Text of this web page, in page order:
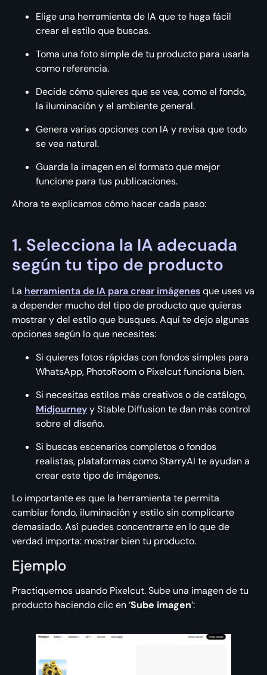
Elige una herramienta de IA que te haga fácil
crear el estilo que buscas.
Toma una foto simple de tu producto para usarla
como referencia.
Decide cómo quieres que se vea, como el fondo,
la iluminación y el ambiente general.
Genera varias opciones con IA y revisa que todo
se vea natural.
Guarda la imagen en el formato que mejor
funcione para tus publicaciones.
Ahora te explicamos cómo hacer cada paso:
1. Selecciona la IA adecuada
según tu tipo de producto
La herramienta de IA para crear imágenesque uses va
a depender mucho del tipo de producto que quieras
mostrar y del estilo que busques. Aquí te dejo algunas
opciones según lo que necesites:
Si quieres fotos rápidas con fondos simples para
WhatsApp, PhotoRoom o Pixelcut funciona bien.
Si necesitas estilos más creativos o de catálogo,
Midjourneyy Stable Diffusion te dan más control
sobre el diseño.
Si buscas escenarios completos o fondos
realistas, plataformas como StarryAI te ayudan a
crear este tipo de imágenes.
Lo importante es que la herramienta te permita
cambiar fondo, iluminación y estilo sin complicarte
demasiado. Así puedes concentrarte en lo que de
verdad importa: mostrar bien tu producto.
Ejemplo
Practiquemos usando Pixelcut. Sube una imagen de tu
producto haciendo clic en ‘Sube imagen’: